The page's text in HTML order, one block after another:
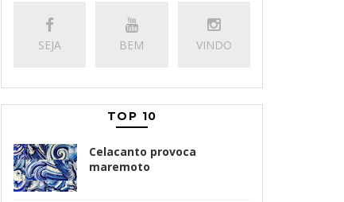
SEJA BEM VINDO
TOP 10
Celacanto provoca
maremoto